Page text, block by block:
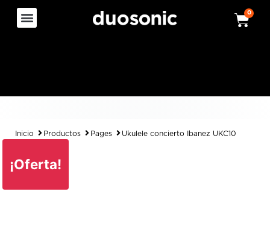
0
Inicio Productos Pages Ukulele concierto Ibanez UKC10
¡Oferta!